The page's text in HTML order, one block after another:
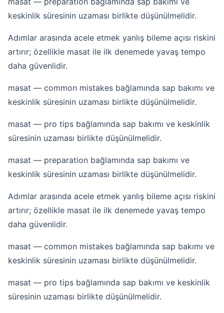
keskinlik süresinin uzaması birlikte düşünülmelidir.
Adımlar arasında acele etmek yanlış bileme açısı riskini
artırır; özellikle masat ile ilk denemede yavaş tempo
daha güvenlidir.
masat — common mistakes bağlamında sap bakımı ve
keskinlik süresinin uzaması birlikte düşünülmelidir.
masat — pro tips bağlamında sap bakımı ve keskinlik
süresinin uzaması birlikte düşünülmelidir.
masat — preparation bağlamında sap bakımı ve
keskinlik süresinin uzaması birlikte düşünülmelidir.
Adımlar arasında acele etmek yanlış bileme açısı riskini
artırır; özellikle masat ile ilk denemede yavaş tempo
daha güvenlidir.
masat — common mistakes bağlamında sap bakımı ve
keskinlik süresinin uzaması birlikte düşünülmelidir.
masat — pro tips bağlamında sap bakımı ve keskinlik
süresinin uzaması birlikte düşünülmelidir.